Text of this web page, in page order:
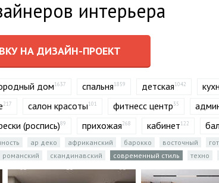
интерьера
НА ДИЗАЙН-ПРОЕКТ
дом1637 спальня1859 детская1042
217 салон красоты101 фитнесс центр35
(роспись)89 прихожая268 кабинет122
ар деко африканский барокко восточный
романский скандинавский современный стиль техно